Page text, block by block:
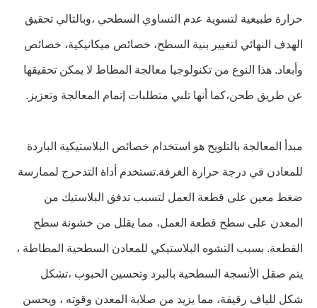
حرارة طبيعية لتسوية عدم التساوي السطحي ،وبالتالي تحقيق
الهدف النهائي لتغيير بنية السطح، خصائص ميكانيكية، خصائص
وأبعاد. هذا النوع من تكنولوجيا معالجة المطاط لا يمكن تحقيقها
عن طريق طحن،كما أنها تلبي متطلبات إتمام المعالجة وتعزيز.
مبدأ المعالجة بالتلويح هو استخدام خصائص البلاستيكية الباردة
للمعادن في درجة حرارة الغرفة.تستخدم أداة التدحرج لممارسة
ضغط معين على قطعة العمل لتسبب تدفق البلاستيك من
المعدن على سطح قطعة العمل، مما يقلل من خشونة سطح
القطعة. بسبب التشوه البلاستيكي للمعادن السطحية المطاطة ،
يتم صقل الأنسجة السطحية بالبرد وتحسين الحبوب ،تشكل
شكل للياف رقيقة، مما يزيد من صلابة المعدن وقوته ، ويحسن